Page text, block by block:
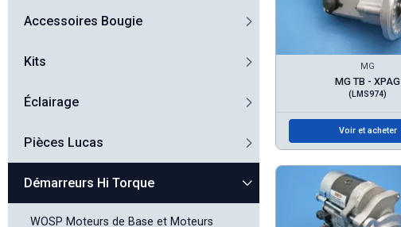
Accessoires Bougie
Kits
Éclairage
Pièces Lucas
Démarreurs Hi Torque
WOSP Moteurs de Base et Moteurs
MG
MG TB - XPAG
(LMS974)
Voir et acheter